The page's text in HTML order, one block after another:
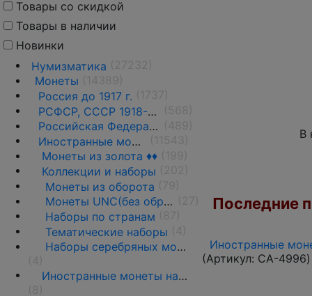
Товары со скидкой
Товары в наличии
Новинки
Нумизматика
Монеты
Россия до 1917 г.
РСФСР, СССР 1918-1991 гг.
Российская Федерация 1991 г.- н.д.
Иностранные монеты
Монеты из золота ♦♦
Коллекции и наборы
Монеты из оборота
Монеты UNC(без обращения)
Наборы по странам
Тематические наборы
Наборы серебряных монет
Иностранные монеты на вес
В
Последние
Иностранные
(Артикул: CA-4996)